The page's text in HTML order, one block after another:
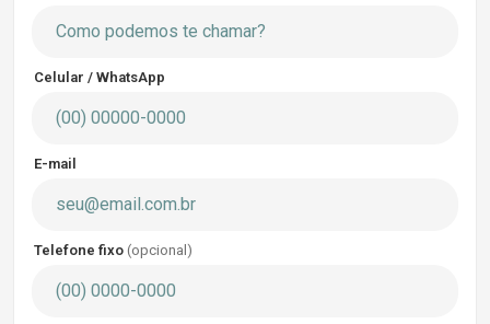
Celular / WhatsApp
E-mail
Telefone fixo (opcional)